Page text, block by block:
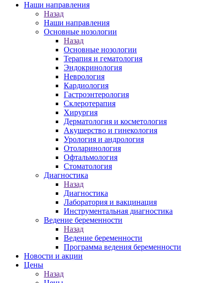
Наши направления
Назад
Наши направления
Основные нозологии
Назад
Основные нозологии
Терапия и гематология
Эндокринология
Неврология
Кардиология
Гастроэнтерология
Склеротерапия
Хирургия
Дерматология и косметология
Акушерство и гинекология
Урология и андрология
Отоларинология
Офтальмология
Стоматология
Диагностика
Назад
Диагностика
Лаборатория и вакцинация
Инструментальная диагностика
Ведение беременности
Назад
Ведение беременности
Программа ведения беременности
Новости и акции
Цены
Назад